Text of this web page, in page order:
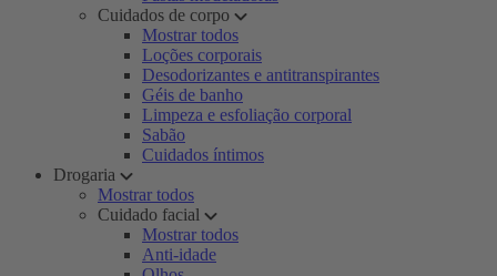
Cuidados de corpo
Mostrar todos
Loções corporais
Desodorizantes e antitranspirantes
Géis de banho
Limpeza e esfoliação corporal
Sabão
Cuidados íntimos
Drogaria
Mostrar todos
Cuidado facial
Mostrar todos
Anti-idade